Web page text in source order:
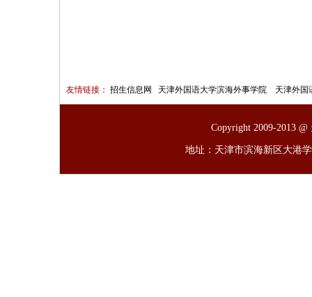
友情链接： 招生信息网 天津外国语大学滨海外事学院 天津外国
Copyright 2009-2013
地址：天津市滨海新区大港